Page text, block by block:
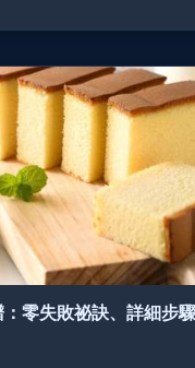
零失敗祕訣、詳細步